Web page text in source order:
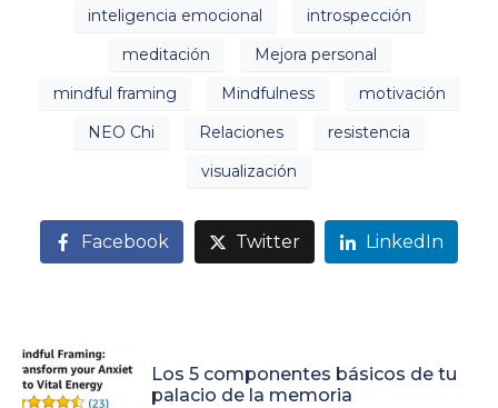
inteligencia emocional
introspección
meditación
Mejora personal
mindful framing
Mindfulness
motivación
NEO Chi
Relaciones
resistencia
visualización
Facebook Twitter LinkedIn
Los 5 componentes básicos de tu
palacio de la memoria